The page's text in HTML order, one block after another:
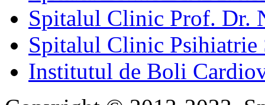
Spitalul Clinic Prof. Dr.
Spitalul Clinic Psihiatrie
Institutul de Boli